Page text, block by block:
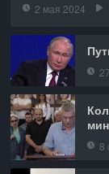
2 мая 2024
8